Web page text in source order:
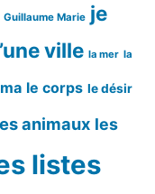
Guillaume Marie je
ville la mer la
le corps le désir
animaux les
listes